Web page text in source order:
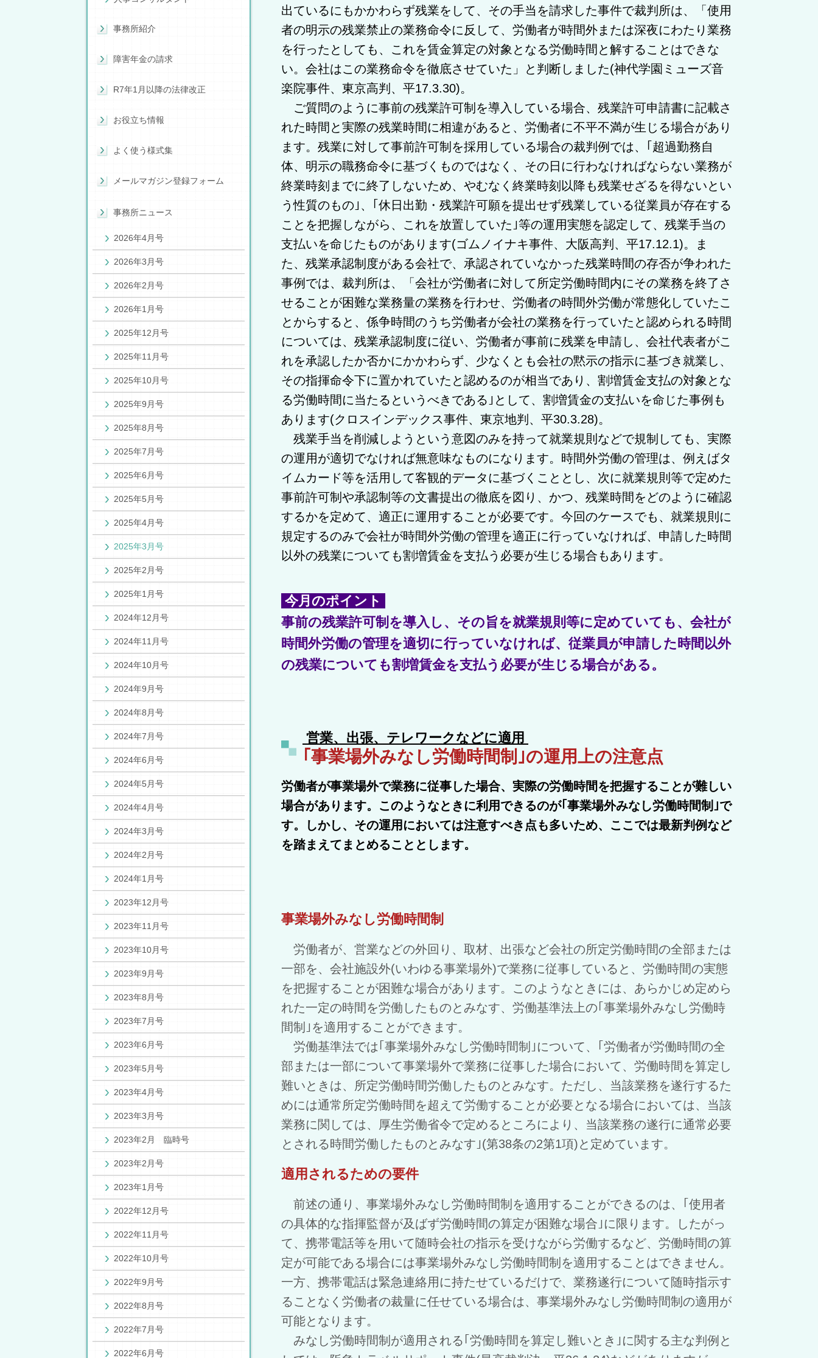
出ているにもかかわらず残業をして、その手当を請求した事件で裁判所は、「使用
者の明示の残業禁止の業務命令に反して、労働者が時間外または深夜にわたり業務
を行ったとしても、これを賃金算定の対象となる労働時間と解することはできな
い。会社はこの業務命令を徹底させていた」と判断しました(神代学園ミューズ音
楽院事件、東京高判、平17.3.30)。
ご質問のように事前の残業許可制を導入している場合、残業許可申請書に記載さ
れた時間と実際の残業時間に相違があると、労働者に不平不満が生じる場合があり
ます。残業に対して事前許可制を採用している場合の裁判例では、｢超過勤務自
体、明示の職務命令に基づくものではなく 、その日に行わなければならない業務が
終業時刻までに終了しないため、やむなく終業時刻以降も残業せざるを得ないとい
う性質のもの｣、｢休日出勤・残業許可願を提出せず残業している従業員が存在する
ことを把握しながら、これを放置していた｣等の運用実態を認定して、残業手当の
支払いを命じたものがあります(ゴムノイナキ事件、大阪高判、平17.12.1)。ま
た、残業承認制度がある会社で、承認されていなかった残業時間の存否が争われた
事例では、裁判所は、「会社が労働者に対して所定労働時間内にその業務を終了さ
せることが困難な業務量の業務を行わせ、労働者の時間外労働が常態化していたこ
とからすると、係争時間のうち労働者が会社の業務を行っていたと認められる時間
については、残業承認制度に従い、労働者が事前に残業を申請し、会社代表者がこ
れを承認したか否かにかかわらず、少なくとも会社の黙示の指示に基づき就業し、
その指揮命令下に置かれていたと認めるのが相当であり、割増賃金支払の対象とな
る労働時間に当たるというべきである｣として、割増賃金の支払いを命じた事例も
あります(クロスインデックス事件、東京地判、平30.3.28)。
残業手当を削減しようという意図のみを持って就業規則などで規制しても、実際
の運用が適切でなければ無意味なものになります。時間外労働の管理は、例えばタ
イムカード等を活用して客観的データに基づくこととし、次に就業規則等で定めた
事前許可制や承認制等の文書提出の徹底を図り、かつ、残業時間をどのように確認
するかを定めて、適正に運用することが必要です。今回のケースでも、就業規則に
規定するのみで会社が時間外労働の管理を適正に行っていなければ、申請した時間
以外の残業についても割増賃金を支払う必要が生じる場合もあります。
今月のポイント
事前の残業許可制を導入し、その旨を就業規則等に定めていても、会社が
時間外労働の管理を適切に行っていなければ、従業員が申請した時間以外
の残業についても割増賃金を支払う必要が生じる場合がある。
営業、出張、テレワークなどに適用
｢事業場外みなし労働時間制｣の運用上の注意点
労働者が事業場外で業務に従事した場合、実際の労働時間を把握することが難しい
場合があります。このようなときに利用できるのが｢事業場外みなし労働時間制｣で
す。しかし、その運用においては注意すべき点も多いため、ここでは最新判例など
を踏まえてまとめることとします。
事業場外みなし労働時間制
労働者が、営業などの外回り、取材、出張など会社の所定労働時間の全部または
一部を、会社施設外(いわゆる事業場外)で業務に従事していると、労働時間の実態
を把握することが困難な場合があります。このようなときには、あらかじめ定めら
れた一定の時間を労働したものとみなす、労働基準法上の｢事業場外みなし労働時
間制｣を適用することができます。
労働基準法では｢事業場外みなし労働時間制｣について、｢労働者が労働時間の全
部または一部について事業場外で業務に従事した場合において、労働時間を算定し
難いときは、所定労働時間労働したものとみなす。ただし、当該業務を遂行するた
めには通常所定労働時間を超えて労働することが必要となる場合においては、当該
業務に関しては、厚生労働省令で定めるところにより、当該業務の遂行に通常必要
とされる時間労働したものとみなす｣(第38条の2第1項)と定めています。
適用されるための要件
前述の通り、事業場外みなし労働時間制を適用することができるのは、｢使用者
の具体的な指揮監督が及ばず労働時間の算定が困難な場合｣に限ります。したがっ
て、携帯電話等を用いて随時会社の指示を受けながら労働するなど、労働時間の算
定が可能である場合には事業場外みなし労働時間制を適用することはできません。
一方、携帯電話は緊急連絡用に持たせているだけで、業務遂行について随時指示す
ることなく労働者の裁量に任せている場合は、事業場外みなし労働時間制の適用が
可能となります。
みなし労働時間制が適用される｢労働時間を算定し難いとき｣に関する主な判例と
事務所紹介
障害年金の請求
R7年1月以降の法律改正
お役立ち情報
よく使う様式集
メールマガジン登録フォーム
事務所ニュース
2026年4月号
2026年3月号
2026年2月号
2026年1月号
2025年12月号
2025年11月号
2025年10月号
2025年9月号
2025年8月号
2025年7月号
2025年6月号
2025年5月号
2025年4月号
2025年3月号
2025年2月号
2025年1月号
2024年12月号
2024年11月号
2024年10月号
2024年9月号
2024年8月号
2024年7月号
2024年6月号
2024年5月号
2024年4月号
2024年3月号
2024年2月号
2024年1月号
2023年12月号
2023年11月号
2023年10月号
2023年9月号
2023年8月号
2023年7月号
2023年6月号
2023年5月号
2023年4月号
2023年3月号
2023年2月 臨時号
2023年2月号
2023年1月号
2022年12月号
2022年11月号
2022年10月号
2022年9月号
2022年8月号
2022年7月号
2022年6月号